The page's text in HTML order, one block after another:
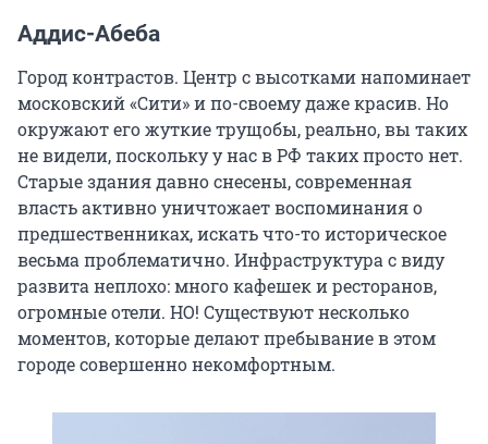
Аддис-Абеба
Город контрастов. Центр с высотками напоминает
московский «Сити» и по-своему даже красив. Но
окружают его жуткие трущобы, реально, вы таких
не видели, поскольку у нас в РФ таких просто нет.
Старые здания давно снесены, современная
власть активно уничтожает воспоминания о
предшественниках, искать что-то историческое
весьма проблематично. Инфраструктура с виду
развита неплохо: много кафешек и ресторанов,
огромные отели. НО! Существуют несколько
моментов, которые делают пребывание в этом
городе совершенно некомфортным.